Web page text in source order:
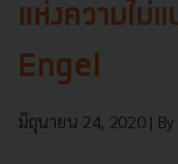
แห่งความไม่
Engel
มิถุนายน 24, 2020 | By